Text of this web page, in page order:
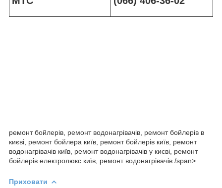
ремонт бойлерів, ремонт водонагрівачів, ремонт бойлерів в
києві, ремонт бойлера київ, ремонт бойлерів київ, ремонт
водонагрівачів київ, ремонт водонагрівачів у києві, ремонт
бойлерів електролюкс київ, ремонт водонагрівачів /span>
Приховати